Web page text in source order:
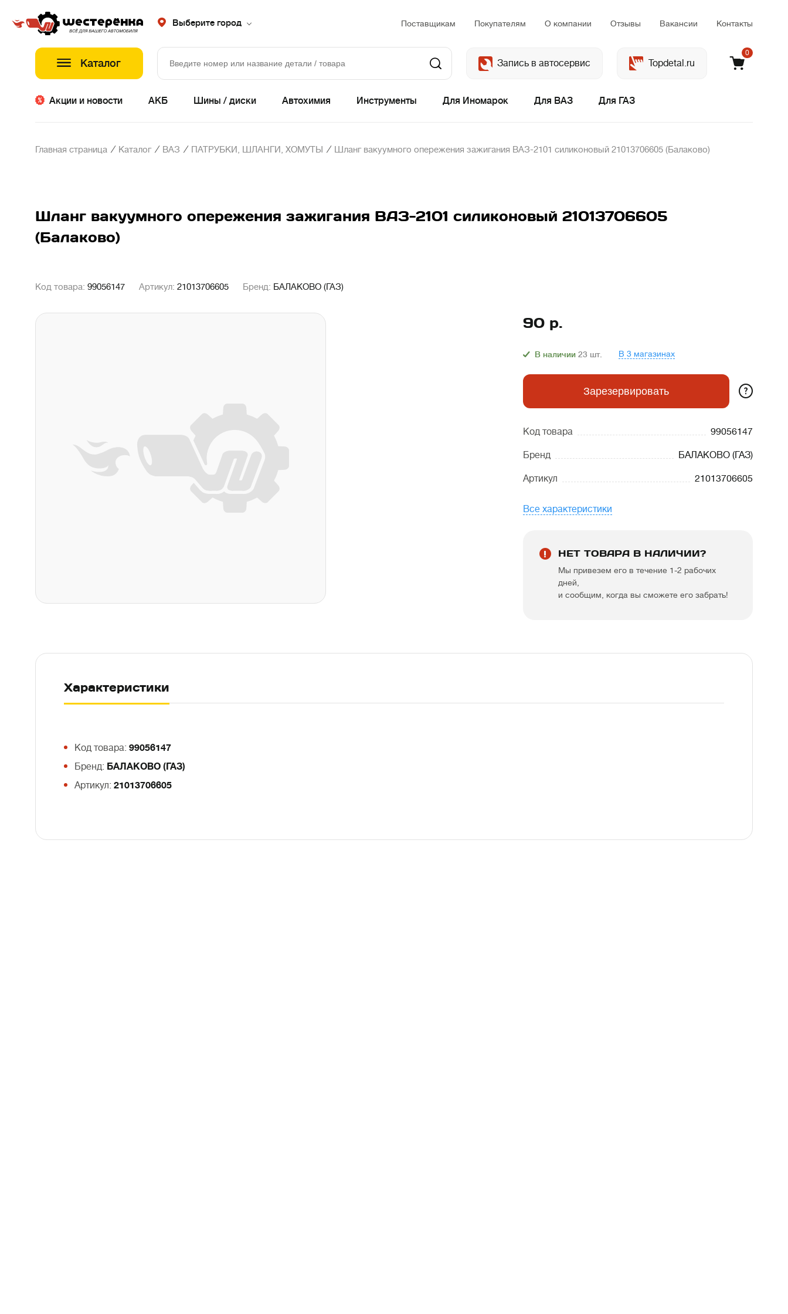
Выберите город Поставщикам Покупателям О компании Отзывы Вакансии Контакты
Каталог Запись в автосервис Topdetal.ru
0
Акции и новости АКБ Шины / диски Автохимия Инструменты Для Иномарок Для ВАЗ Для ГАЗ
Главная страница / Каталог / ВАЗ / ПАТРУБКИ, ШЛАНГИ, ХОМУТЫ / Шланг вакуумного опережения зажигания ВАЗ-2101 силиконовый 21013706605 (Балаково)
Шланг вакуумного опережения зажигания ВАЗ-2101 силиконовый 21013706605
(Балаково)
Код товара: 99056147 Артикул: 21013706605 Бренд: БАЛАКОВО (ГАЗ)
90 р.
В наличии 23 шт. В 3 магазинах
Зарезервировать ?
Код товара 99056147
Бренд БАЛАКОВО (ГАЗ)
Артикул 21013706605
Все характеристики
НЕТ ТОВАРА В НАЛИЧИИ?
Мы привезем его в течение 1-2 рабочих
дней,
и сообщим, когда вы сможете его забрать!
Характеристики
Код товара: 99056147
Бренд: БАЛАКОВО (ГАЗ)
Артикул: 21013706605